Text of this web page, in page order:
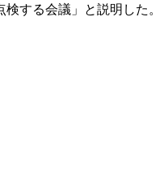
する会議」と説明した。